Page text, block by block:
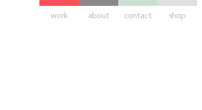
work about contact shop